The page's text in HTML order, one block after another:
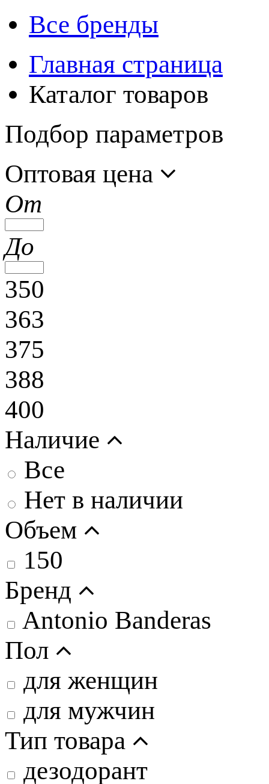
Все бренды
Главная страница
Каталог товаров
Подбор параметров
Оптовая цена
От
До
350
363
375
388
400
Наличие
Все
Нет в наличии
Объем
150
Бренд
Antonio Banderas
Пол
для женщин
для мужчин
Тип товара
дезодорант